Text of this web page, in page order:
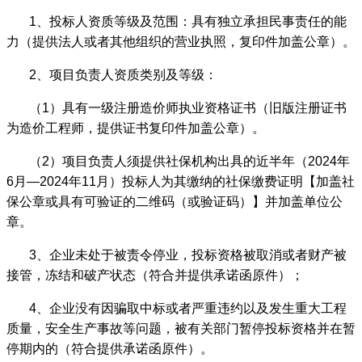
1 、投标人资质等级及范围：具有独立承担民事责任的能
力（提供法人或者其他组织的营业执照，复印件加盖公章）。
2 、项目负责人资质类别及等级：
（1）具有一级注册造价师执业资格证书（旧版注册证书
为造价工程师，提供证书复印件加盖公章）。
（2）项目负责人须提供社保机构出具的近半年（2024年
6月 —2024年11 月）投标人为其缴纳的社保缴费证明【加盖社
保公章或具有可验证的二维码（或验证码）】并加盖单位公
章。
3 、企业未处于被责令停业，投标资格被取消或者财产被
接管，冻结和破产状态（符合并提供承诺函原件）；
4 、企业没有因骗取中标或者严重违约以及发生重大工程
质量，安全生产事故等问题，被有关部门暂停投标资格并在暂
停期内的（符合提供承诺函原件）。